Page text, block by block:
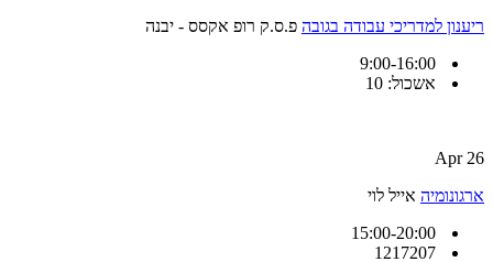
ריענון למדריכי עבודה בגובה פ.ס.ק רופ אקסס - יבנה
אשכול: 10
26 Apr
ארגונומיה אייל לוי